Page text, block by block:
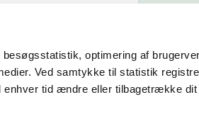
optimering af
Ved samtykke til statistik
enhver tid ændre eller tilbagetrække
på denne virksomheds kontrolrapporter.